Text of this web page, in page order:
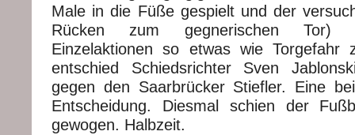
Male in die Füße gespielt und der
Rücken zum gegnerischen Tor)
Einzelaktionen so etwas wie Torgefahr
entschied Schiedsrichter Sven
gegen den Saarbrücker Stiefler. Eine
Entscheidung. Diesmal schien der
gewogen. Halbzeit.